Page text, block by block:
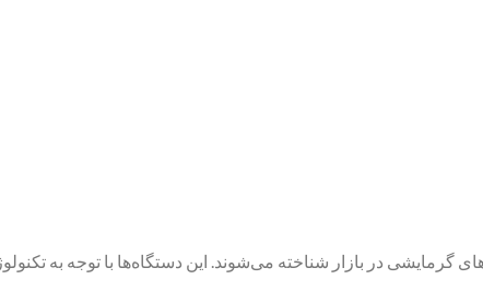
گرمایشی در بازار شناخته می‌شوند. این دستگاه‌ها با توجه به